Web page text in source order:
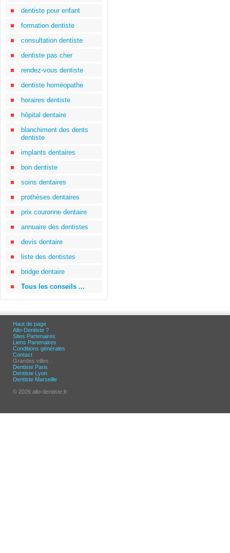
dentiste pour enfant
formation dentiste
consultation dentiste
dentiste pas cher
rendez-vous dentiste
dentiste homéopathe
horaires dentiste
hôpital dentaire
blanchiment des dents
dentiste
implants dentaires
bon dentiste
soins dentaires
prothèses dentaires
prix couronne dentaire
annuaire des dentistes
devis dentaire
liste des dentistes
bridge dentaire
Tous les conseils ...
Haut de page
Allo-Dentiste ?
Sites Partenaires
Liens Partenaires
Conditions générales
Contact
Grandes villes :
Dentiste Paris
Dentiste Lyon
Dentiste Marseille
© 2026 allo-dentiste.fr